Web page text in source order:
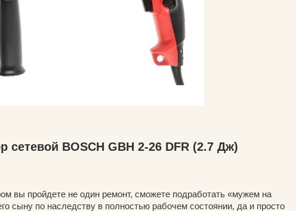
сетевой BOSCH GBH 2-26 DFR (2.7 Дж)
вы пройдете не один ремонт, сможете подработать «мужем на
сыну по наследству в полностью рабочем состоянии, да и просто